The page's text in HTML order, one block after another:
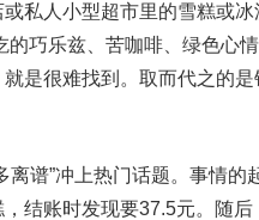
人小型超市里的雪糕或冰
巧乐兹、苦咖啡、绿色心
是很难找到。取而代之的
谱”冲上热门话题。事情的
结账时发现要37.5元。随